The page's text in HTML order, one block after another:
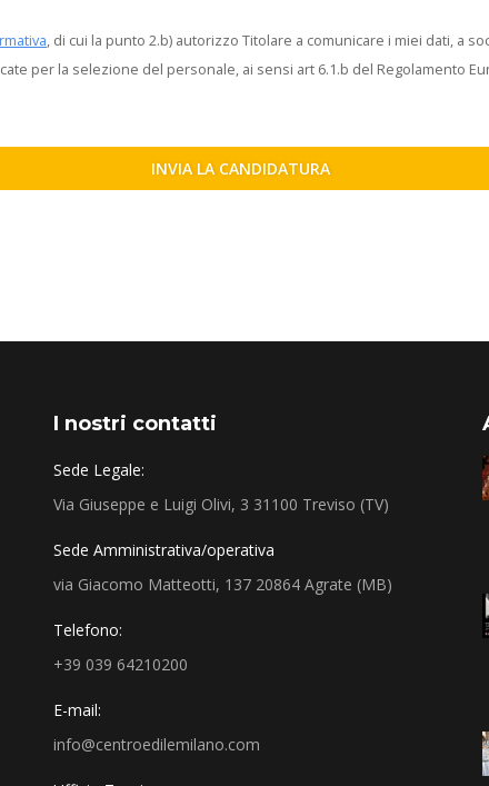
, di cui la punto 2.b) autorizzo Titolare a comunicare i miei dati, a
per la selezione del personale, ai sensi art 6.1.b del Regolamento
INVIA LA CANDIDATURA
I nostri contatti
Sede Legale:
Via Giuseppe e Luigi Olivi, 3 31100 Treviso (TV)
Sede Amministrativa/operativa
via Giacomo Matteotti, 137 20864 Agrate (MB)
Telefono:
+39 039 64210200
E-mail:
info@centroedilemilano.com